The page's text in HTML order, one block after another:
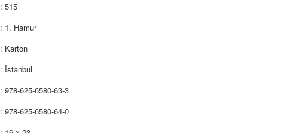
: 515
: 1. Hamur
: Karton
: İstanbul
: 978-625-6580-63-3
: 978-625-6580-64-0